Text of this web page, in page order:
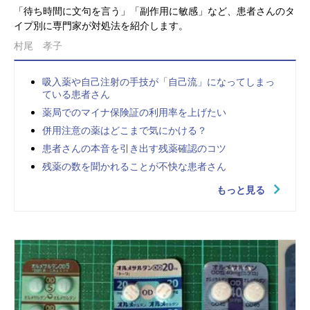
「待ち時間に文句を言う」「副作用に敏感」など、患者さんのタ
イプ別に専門家が対処法を紹介します。
村尾 孝子
吸入薬や自己注射の手技が「自己流」になってしまっ
ている患者さん
薬局でのマイナ保険証の利用率を上げたい
併用注意の薬はどこまで気にかける？
患者さんの本音を引き出す残薬確認のコツ
残薬の数を聞かれることが不快な患者さん
もっと見る